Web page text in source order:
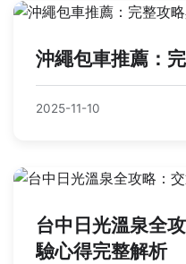
沖繩包車推薦：
2025-11-10
台中日光溫泉全
驗心得完整解析